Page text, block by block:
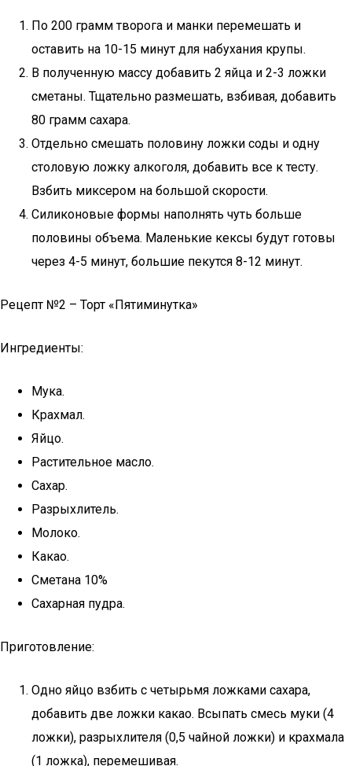
По 200 грамм творога и манки перемешать и
оставить на 10-15 минут для набухания крупы.
В полученную массу добавить 2 яйца и 2-3 ложки
сметаны. Тщательно размешать, взбивая, добавить
80 грамм сахара.
Отдельно смешать половину ложки соды и одну
столовую ложку алкоголя, добавить все к тесту.
Взбить миксером на большой скорости.
Силиконовые формы наполнять чуть больше
половины объема. Маленькие кексы будут готовы
через 4-5 минут, большие пекутся 8-12 минут.
Рецепт №2 – Торт «Пятиминутка»
Ингредиенты:
Мука.
Крахмал.
Яйцо.
Растительное масло.
Сахар.
Разрыхлитель.
Молоко.
Какао.
Сметана 10%
Сахарная пудра.
Приготовление:
Одно яйцо взбить с четырьмя ложками сахара,
добавить две ложки какао. Всыпать смесь муки (4
ложки), разрыхлителя (0,5 чайной ложки) и крахмала
(1 ложка), перемешивая.